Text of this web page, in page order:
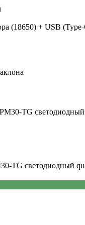
(18650) + USB
TG светодиодный
TG светодиодный